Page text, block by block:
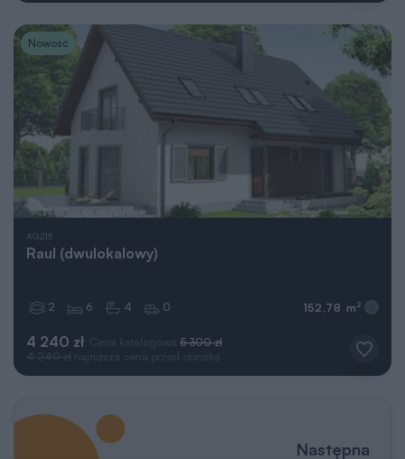
Nowość
AG215
Raul (dwulokalowy)
4 240 zł Cena katalogowa 5 300 zł
4 240 zł najniższa cena przed obniżką
2 6 4 0 152,78 m 2
Następna